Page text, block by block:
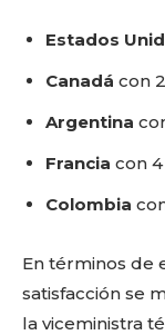
Estados
Canadá con
Argentina
Francia con 4
Colombia
En términos de
satisfacción se
la viceministra